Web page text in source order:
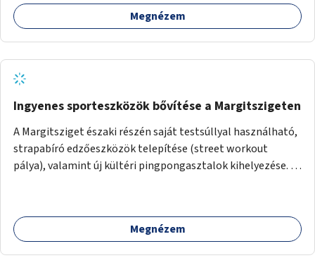
Megnézem
Ingyenes sporteszközök bővítése a Margitszigeten
A Margitsziget északi részén saját testsúllyal használható,
strapabíró edzőeszközök telepítése (street workout
pálya), valamint új kültéri pingpongasztalok kihelyezése. A
népszerű, ingyenes sportolási lehetőség válna elérhetővé a
sziget északi felén, ahol jelenleg egyetlen asztal sem
Megnézem